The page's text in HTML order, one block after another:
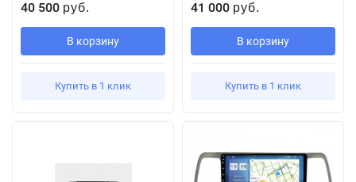
40 500 руб.
В корзину
Купить в 1 клик
41 000 руб.
В корзину
Купить в 1 клик